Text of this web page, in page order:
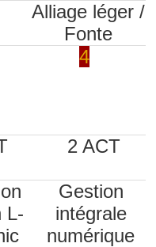
Alliage léger /
Fonte
4
2 ACT
L-
Gestion
intégrale
numérique